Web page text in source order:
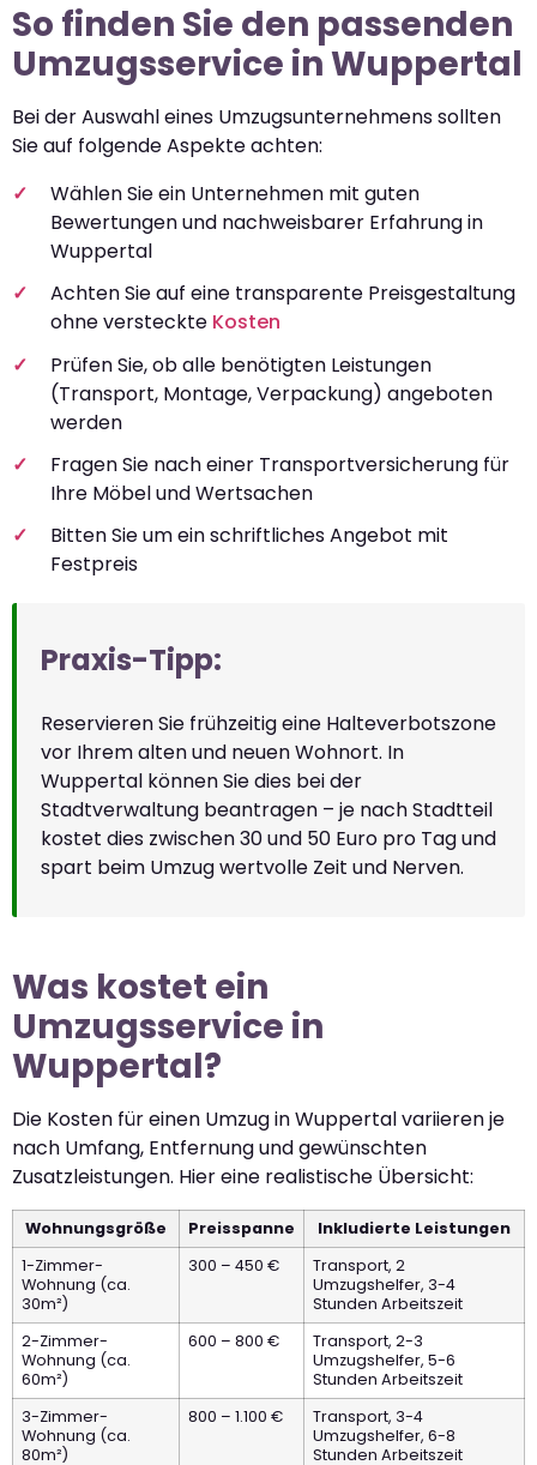
So finden Sie den passenden
Umzugsservice in Wuppertal
Bei der Auswahl eines Umzugsunternehmens sollten
Sie auf folgende Aspekte achten:
Wählen Sie ein Unternehmen mit guten
Bewertungen und nachweisbarer Erfahrung in
Wuppertal
Achten Sie auf eine transparente Preisgestaltung
ohne versteckte Kosten
Prüfen Sie, ob alle benötigten Leistungen
(Transport, Montage, Verpackung) angeboten
werden
Fragen Sie nach einer Transportversicherung für
Ihre Möbel und Wertsachen
Bitten Sie um ein schriftliches Angebot mit
Festpreis
Praxis-Tipp:
Reservieren Sie frühzeitig eine Halteverbotszone
vor Ihrem alten und neuen Wohnort. In
Wuppertal können Sie dies bei der
Stadtverwaltung beantragen – je nach Stadtteil
kostet dies zwischen 30 und 50 Euro pro Tag und
spart beim Umzug wertvolle Zeit und Nerven.
Was kostet ein
Umzugsservice in
Wuppertal?
Die Kosten für einen Umzug in Wuppertal variieren je
nach Umfang, Entfernung und gewünschten
Zusatzleistungen. Hier eine realistische Übersicht:
Wohnungsgröße Preisspanne
Inkludierte Leistungen
1-Zimmer-
Wohnung (ca.
30m²)
300 – 450 €
Transport, 2
Umzugshelfer, 3-4
Stunden Arbeitszeit
2-Zimmer-
Wohnung (ca.
60m²)
600 – 800 €
Transport, 2-3
Umzugshelfer, 5-6
Stunden Arbeitszeit
3-Zimmer-
Wohnung (ca.
80m²)
800 – 1.100 €
Transport, 3-4
Umzugshelfer, 6-8
Stunden Arbeitszeit